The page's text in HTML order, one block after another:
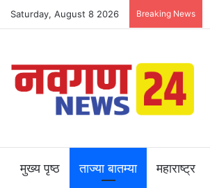
Saturday, August 8 2026 Breaking News
मुख्य पृष्ठ ताज्या बातम्या महाराष्ट्र